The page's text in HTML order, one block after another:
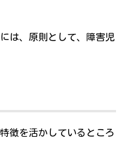
は、原則として、障害児
徴を活かしているところ